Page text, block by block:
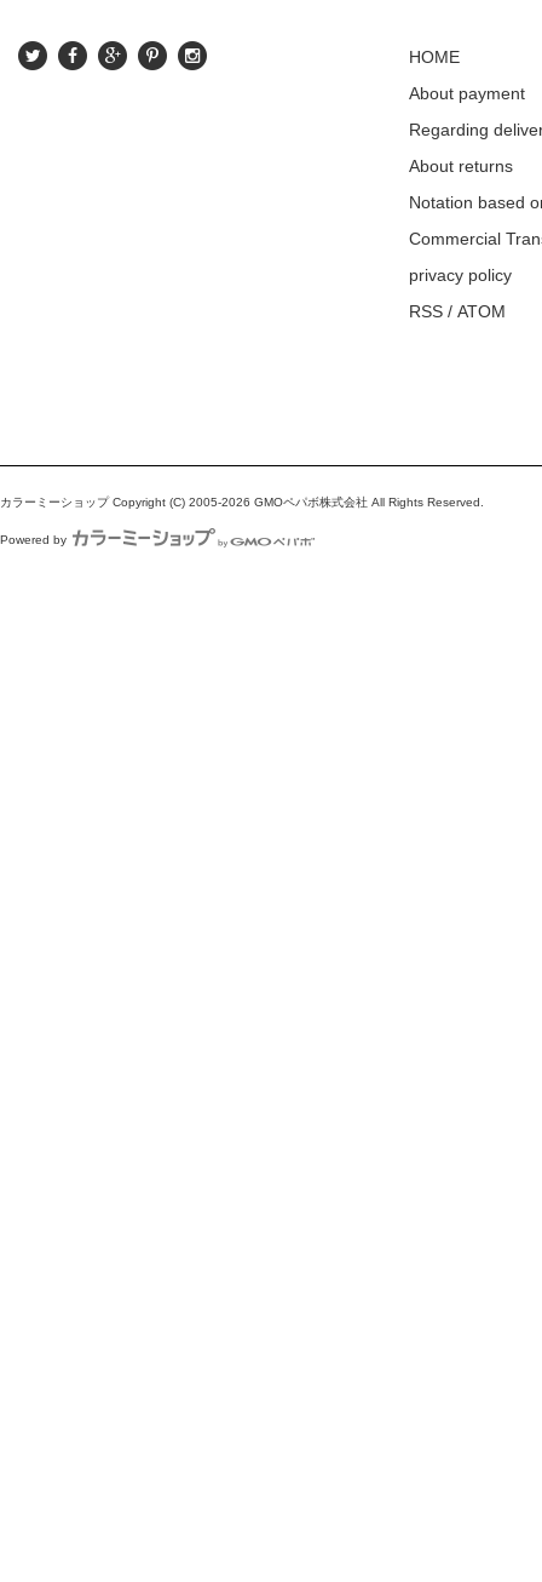
HOME
About payment
Regarding
About returns
Notation based
Commercial
privacy policy
RSS / ATOM
カラーミーショップCopyright (C) 2005-2026 GMOペパボ株式会社 All Rights Reserved.
Powered by